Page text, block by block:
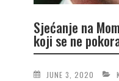
Sjećanje na
koji se ne
JUNE 3, 2020